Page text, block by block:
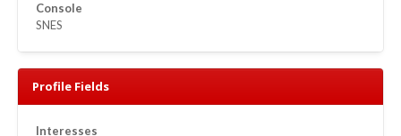
Console
SNES
Profile Fields
Interesses